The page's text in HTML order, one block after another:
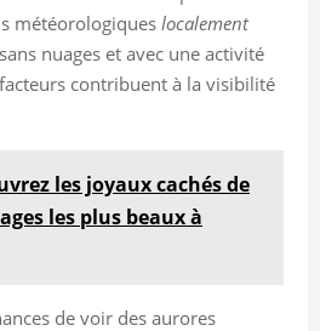
météorologiques localement
nuages et avec une activité
contribuent à la visibilité
les joyaux cachés de
les plus beaux à
de voir des aurores